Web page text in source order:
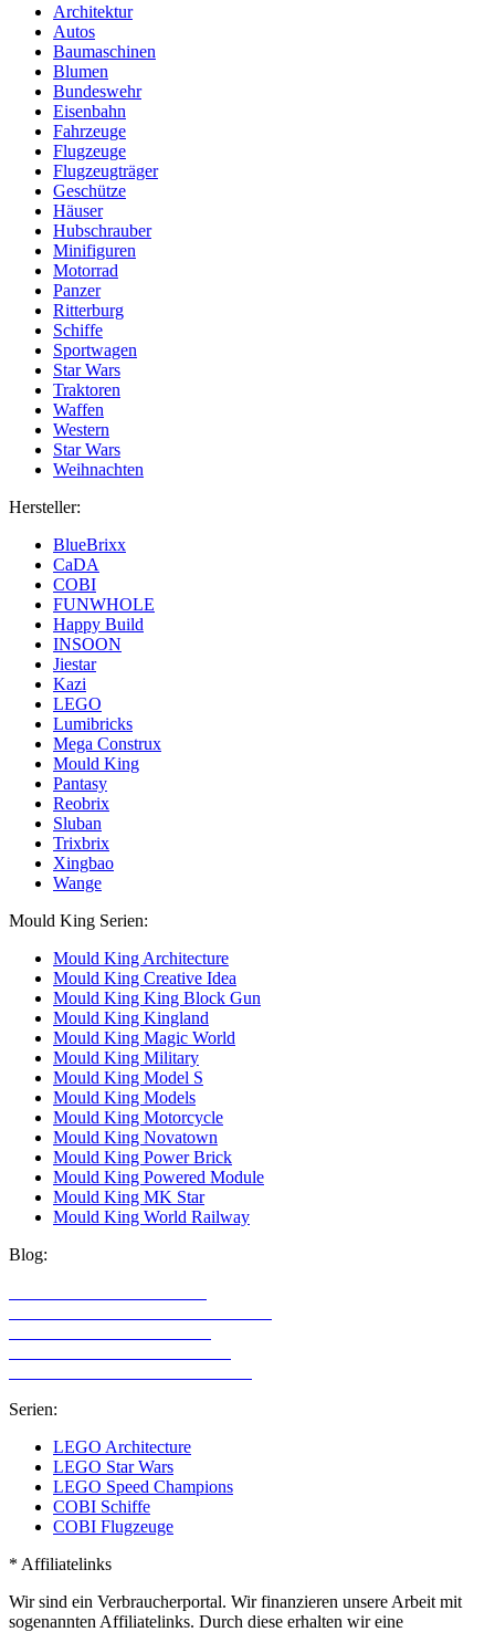
Architektur
Autos
Baumaschinen
Blumen
Bundeswehr
Eisenbahn
Fahrzeuge
Flugzeuge
Flugzeugträger
Geschütze
Häuser
Hubschrauber
Minifiguren
Motorrad
Panzer
Ritterburg
Schiffe
Sportwagen
Star Wars
Traktoren
Waffen
Western
Star Wars
Weihnachten
Hersteller:
BlueBrixx
CaDA
COBI
FUNWHOLE
Happy Build
INSOON
Jiestar
Kazi
LEGO
Lumibricks
Mega Construx
Mould King
Pantasy
Reobrix
Sluban
Trixbrix
Xingbao
Wange
Mould King Serien:
Mould King Architecture
Mould King Creative Idea
Mould King King Block Gun
Mould King Kingland
Mould King Magic World
Mould King Military
Mould King Model S
Mould King Models
Mould King Motorcycle
Mould King Novatown
Mould King Power Brick
Mould King Powered Module
Mould King MK Star
Mould King World Railway
Blog:
Serien:
LEGO Architecture
LEGO Star Wars
LEGO Speed Champions
COBI Schiffe
COBI Flugzeuge
* Affiliatelinks
Wir sind ein Verbraucherportal. Wir finanzieren unsere Arbeit mit
sogenannten Affiliatelinks. Durch diese erhalten wir eine